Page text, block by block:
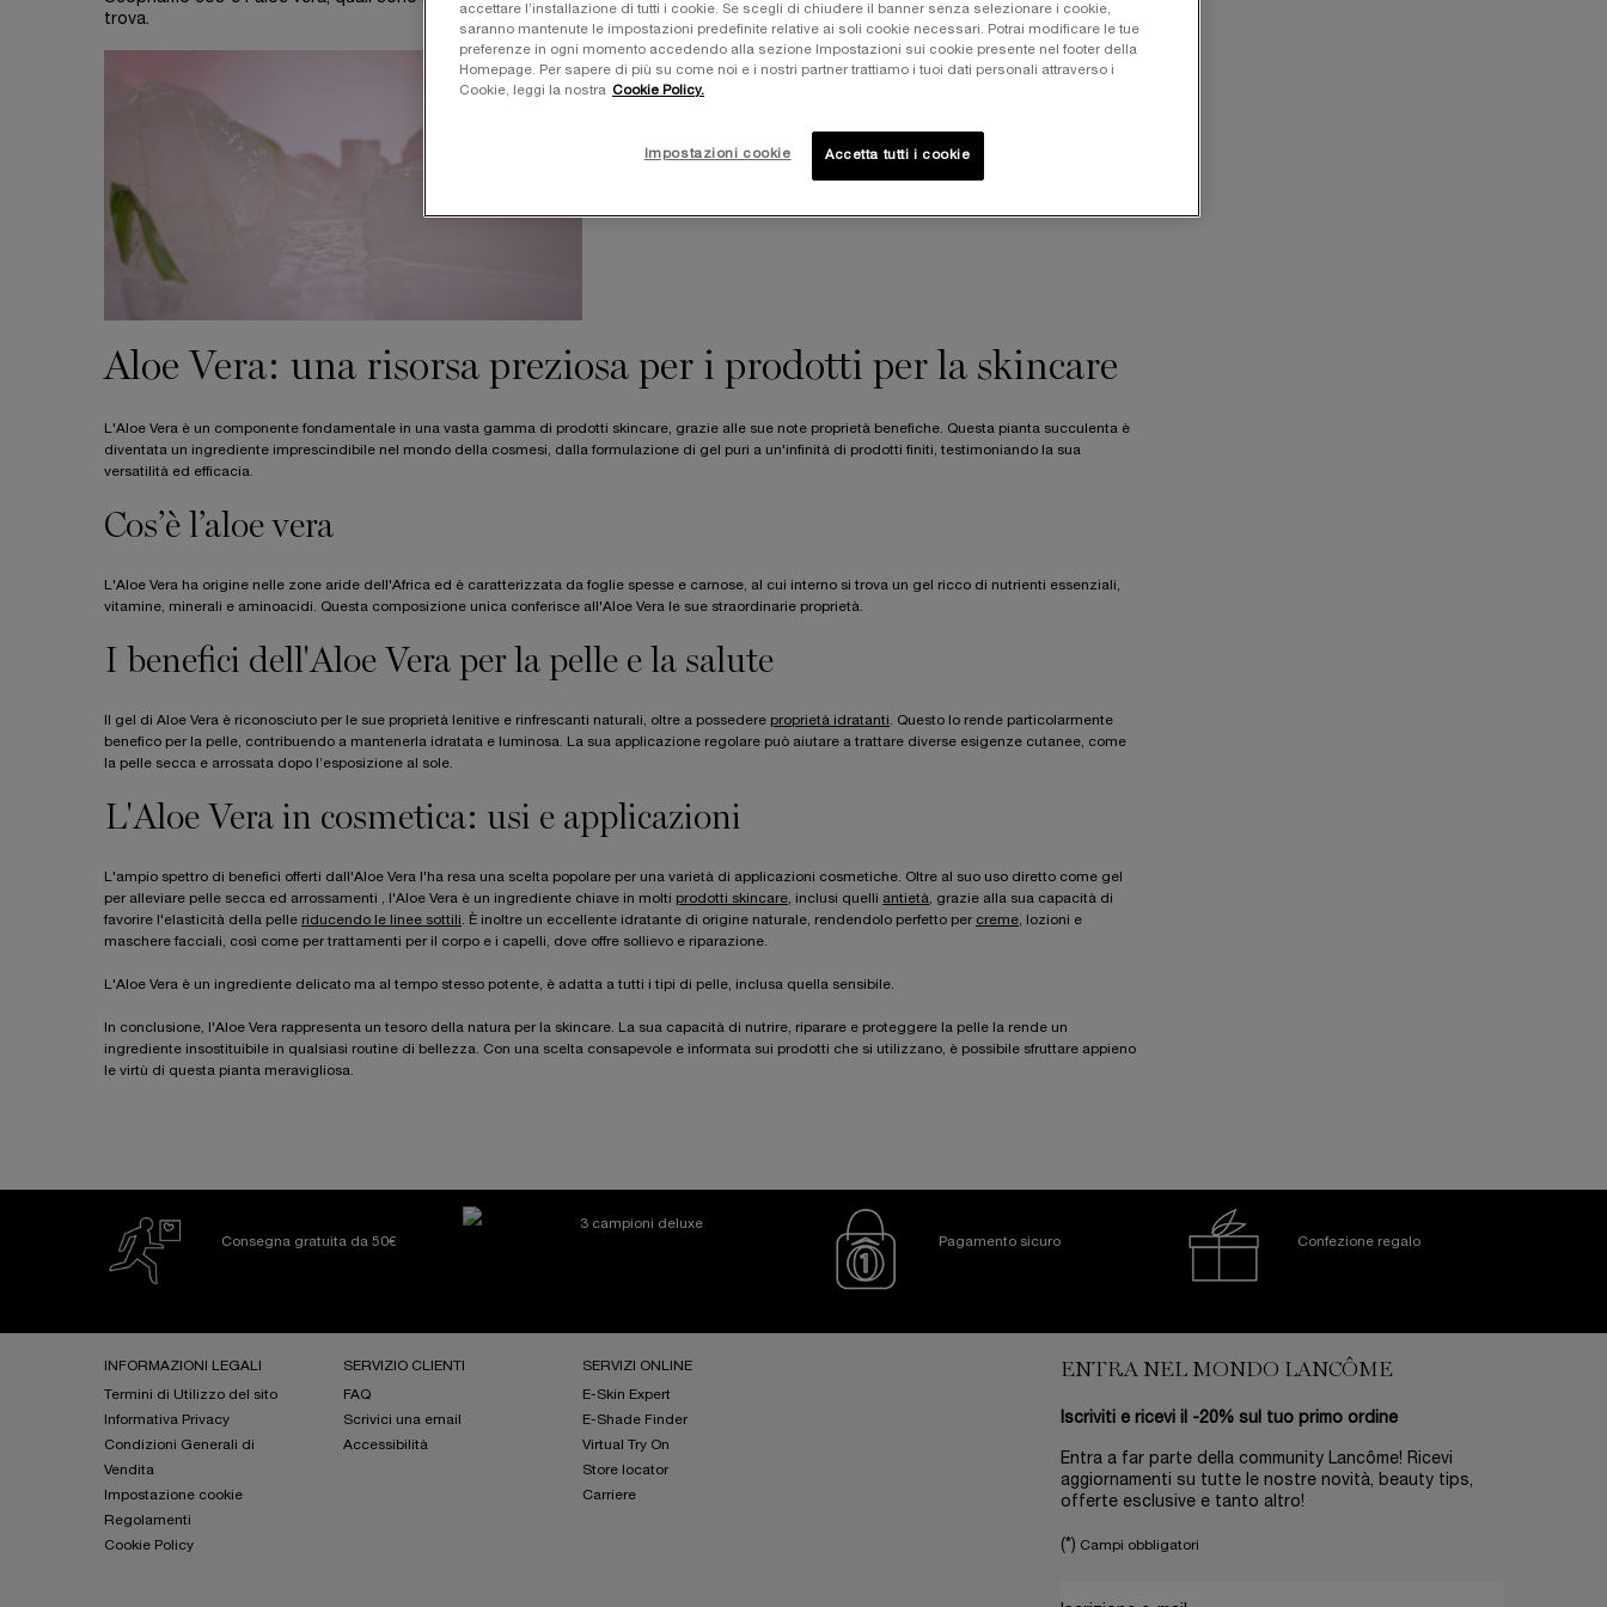
trova.
Aloe Vera: una risorsa preziosa per i prodotti per la skincare
L'Aloe Vera è un componente fondamentale in una vasta gamma di prodotti skincare, grazie alle sue note proprietà benefiche. Questa pianta succulenta è
diventata un ingrediente imprescindibile nel mondo della cosmesi, dalla formulazione di gel puri a un'infinità di prodotti finiti, testimoniando la sua
versatilità ed efficacia.
Cos’è l’aloe vera
L'Aloe Vera ha origine nelle zone aride dell'Africa ed è caratterizzata da foglie spesse e carnose, al cui interno si trova un gel ricco di nutrienti essenziali,
vitamine, minerali e aminoacidi. Questa composizione unica conferisce all'Aloe Vera le sue straordinarie proprietà.
I benefici dell'Aloe Vera per la pelle e la salute
Il gel di Aloe Vera è riconosciuto per le sue proprietà lenitive e rinfrescanti naturali, oltre a possedere proprietà idratanti . Questo lo rende particolarmente
benefico per la pelle, contribuendo a mantenerla idratata e luminosa. La sua applicazione regolare può aiutare a trattare diverse esigenze cutanee, come
la pelle secca e arrossata dopo l’esposizione al sole.
L'Aloe Vera in cosmetica: usi e applicazioni
L'ampio spettro di benefici offerti dall'Aloe Vera l'ha resa una scelta popolare per una varietà di applicazioni cosmetiche. Oltre al suo uso diretto come gel
per alleviare pelle secca ed arrossamenti , l'Aloe Vera è un ingrediente chiave in molti prodotti skincare , inclusi quelli antietà , grazie alla sua capacità di
favorire l'elasticità della pelle riducendo le linee sottili . È inoltre un eccellente idratante di origine naturale, rendendolo perfetto per creme , lozioni e
maschere facciali, così come per trattamenti per il corpo e i capelli, dove offre sollievo e riparazione.
L'Aloe Vera è un ingrediente delicato ma al tempo stesso potente, è adatta a tutti i tipi di pelle, inclusa quella sensibile.
In conclusione, l'Aloe Vera rappresenta un tesoro della natura per la skincare. La sua capacità di nutrire, riparare e proteggere la pelle la rende un
ingrediente insostituibile in qualsiasi routine di bellezza. Con una scelta consapevole e informata sui prodotti che si utilizzano, è possibile sfruttare appieno
le virtù di questa pianta meravigliosa.
Consegna gratuita da 50€
3 campioni deluxe
Pagamento sicuro
Confezione regalo
INFORMAZIONI LEGALI
Termini di Utilizzo del sito
Informativa Privacy
Condizioni Generali di
Vendita
Impostazione cookie
Regolamenti
Cookie Policy
SERVIZIO CLIENTI
FAQ
Scrivici una email
Accessibilità
SERVIZI ONLINE
E-Skin Expert
E-Shade Finder
Virtual Try On
Store locator
Carriere
ENTRA NEL MONDO LANCÔME
Iscriviti e ricevi il -20% sul tuo primo ordine
Entra a far parte della community Lancôme! Ricevi
aggiornamenti su tutte le nostre novità, beauty tips,
offerte esclusive e tanto altro!
(*) Campi obbligatori
accettare l’installazione di tutti i cookie. Se scegli di chiudere il banner senza selezionare i cookie,
saranno mantenute le impostazioni predefinite relative ai soli cookie necessari. Potrai modificare le tue
preferenze in ogni momento accedendo alla sezione Impostazioni sui cookie presente nel footer della
Homepage. Per sapere di più su come noi e i nostri partner trattiamo i tuoi dati personali attraverso i
Cookie, leggi la nostra
Cookie Policy.
Impostazioni cookie Accetta tutti i cookie